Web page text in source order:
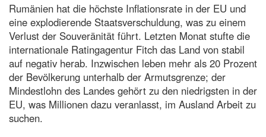
Rumänien hat die höchste Inflationsrate in der EU und
eine explodierende Staatsverschuldung, was zu einem
Verlust der Souveränität führt. Letzten Monat stufte die
internationale Ratingagentur Fitch das Land von stabil
auf negativ herab. Inzwischen leben mehr als 20 Prozent
der Bevölkerung unterhalb der Armutsgrenze; der
Mindestlohn des Landes gehört zu den niedrigsten in der
EU, was Millionen dazu veranlasst, im Ausland Arbeit zu
suchen.